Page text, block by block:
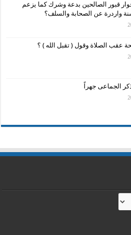
قبور الصالحين بدعة وشرك كما يزعم
سنة واردرة عن الصحابة والسلف؟
عقب الصلاة وقول ( تقبل الله ) ؟
الجماعى جهراً